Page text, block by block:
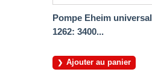
Pompe Eheim universal
1262: 3400...
Ajouter au panier